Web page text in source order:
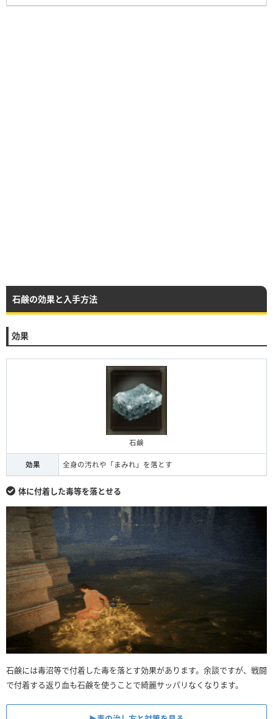
石鹸の効果と入手方法
効果
石鹸
効果 全身の汚れや「まみれ」を落とす
体に付着した毒等を落とせる
石鹸には毒沼等で付着した毒を落とす効果があります。余談ですが、戦闘
で付着する返り血も石鹸を使うことで綺麗サッパリなくなります。